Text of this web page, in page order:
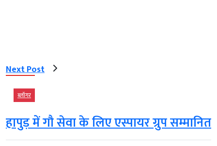
Next Post
ब्‍लॉगर
हापुड़ में गौ सेवा के लिए एस्पायर ग्रुप सम्मानित